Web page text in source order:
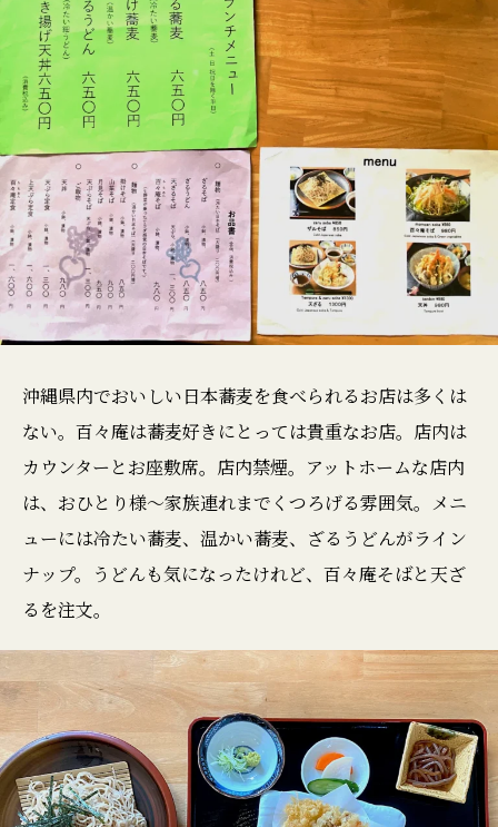
沖縄県内でおいしい日本蕎麦を食べられるお店は多くは
ない。百々庵は蕎麦好きにとっては貴重なお店。店内は
カウンターとお座敷席。店内禁煙。アットホームな店内
は、おひとり様〜家族連れまでくつろげる雰囲気。メニ
ューには冷たい蕎麦、温かい蕎麦、ざるうどんがライン
ナップ。うどんも気になったけれど、百々庵そばと天ざ
るを注文。